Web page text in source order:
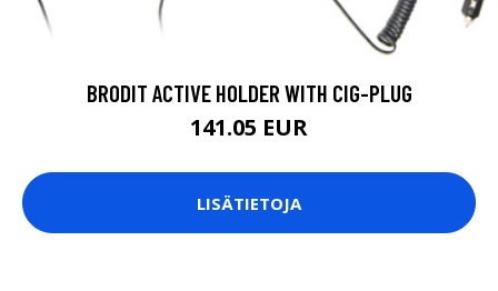
BRODIT ACTIVE HOLDER WITH CIG-PLUG
141.05 EUR
LISÄTIETOJA